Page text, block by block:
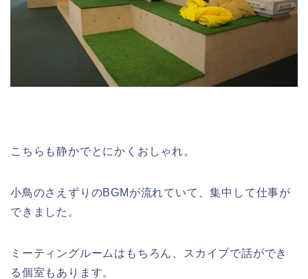
こちらも静かでとにかくおしゃれ。
小鳥のさえずりのBGMが流れていて、集中して仕事が
できました。
ミーティングルームはもちろん、スカイプで話ができ
る個室もあります。